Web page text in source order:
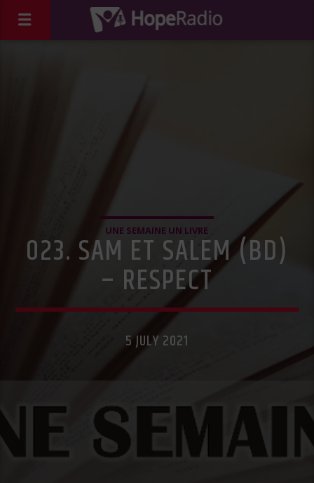
UNE SEMAINE UN LIVRE
023. SAM ET SALEM (BD)
– RESPECT
5 JULY 2021